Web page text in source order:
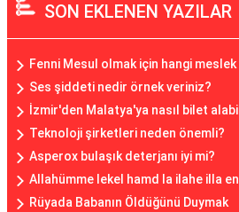
SON EKLENEN YAZILAR
Fenni Mesul olmak için hangi meslek
Ses şiddeti nedir örnek veriniz?
İzmir'den Malatya'ya nasıl bilet
Teknoloji şirketleri neden önemli?
Asperox bulaşık deterjanı iyi mi?
Allahümme lekel hamd la ilahe illa
Rüyada Babanın Öldüğünü Duymak